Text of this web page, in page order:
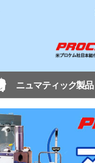
ニュマティック製品